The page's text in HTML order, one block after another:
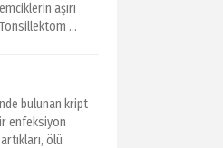
aşırı
...
bulunan kript
enfeksiyon
ölü